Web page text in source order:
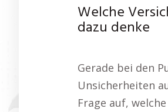
Welche
dazu denke
Gerade bei den
Unsicherheiten
Frage auf,